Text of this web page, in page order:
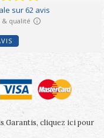
Garantis, cliquez ici pour